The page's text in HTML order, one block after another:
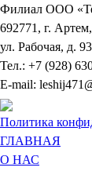
Филиал ООО
692771, г. Артем,
ул. Рабочая, д.
Тел.: +7 (928)
E-mail:
Политика
ГЛАВНАЯ
О НАС